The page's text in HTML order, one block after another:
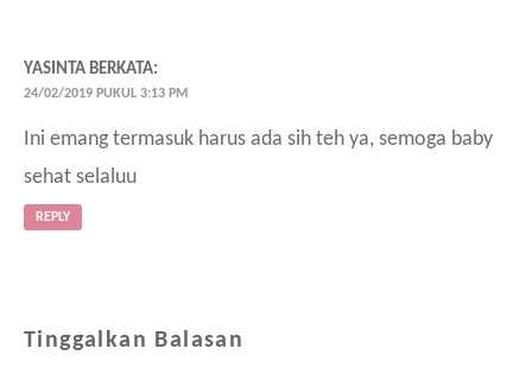
YASINTA BERKATA:
24/02/2019 PUKUL 3:13 PM
Ini emang termasuk harus ada sih teh ya, semoga baby
sehat selaluu
REPLY
Tinggalkan Balasan